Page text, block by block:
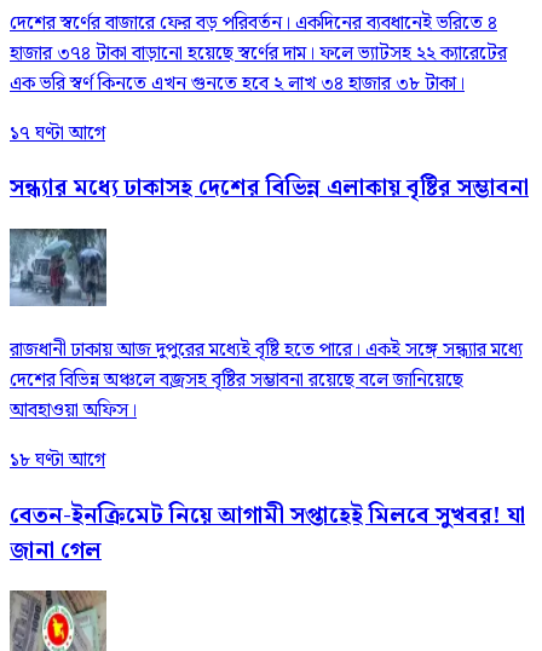
দেশের স্বর্ণের বাজারে ফের বড় পরিবর্তন। একদিনের ব্যবধানেই ভরিতে ৪
হাজার ৩৭৪ টাকা বাড়ানো হয়েছে স্বর্ণের দাম। ফলে ভ্যাটসহ ২২ ক্যারেটের
এক ভরি স্বর্ণ কিনতে এখন গুনতে হবে ২ লাখ ৩৪ হাজার ৩৮ টাকা।
১৭ ঘণ্টা আগে
সন্ধ্যার মধ্যে ঢাকাসহ দেশের বিভিন্ন এলাকায় বৃষ্টির সম্ভাবনা
রাজধানী ঢাকায় আজ দুপুরের মধ্যেই বৃষ্টি হতে পারে। একই সঙ্গে সন্ধ্যার মধ্যে
দেশের বিভিন্ন অঞ্চলে বজ্রসহ বৃষ্টির সম্ভাবনা রয়েছে বলে জানিয়েছে
আবহাওয়া অফিস।
১৮ ঘণ্টা আগে
বেতন-ইনক্রিমেট নিয়ে আগামী সপ্তাহেই মিলবে সুখবর! যা
জানা গেল